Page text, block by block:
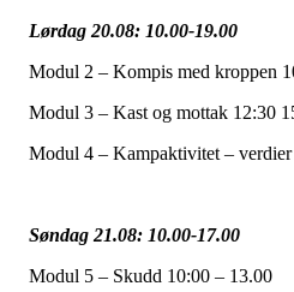
Lørdag 20.08: 10.00-19.00
Modul 2 – Kompis med kroppen
Modul 3 – Kast og mottak 12:30
Modul 4 – Kampaktivitet –
Søndag 21.08: 10.00-17.00
Modul 5 – Skudd 10:00 – 13.00